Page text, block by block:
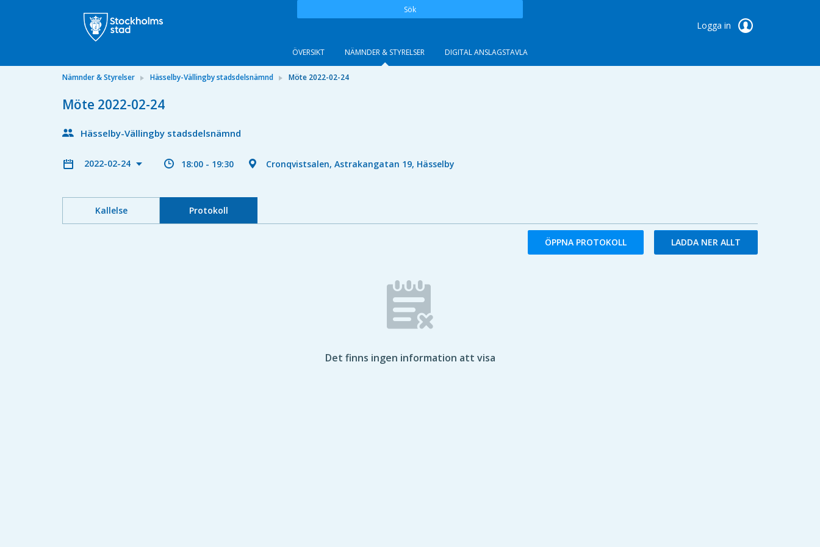
Sök
Logga in
ÖVERSIKT NÄMNDER & STYRELSER DIGITAL ANSLAGSTAVLA
Nämnder & Styrelser Hässelby-Vällingby stadsdelsnämnd Möte 2022-02-24
Möte 2022-02-24
Hässelby-Vällingby stadsdelsnämnd
2022-02-24 18:00 - 19:30 Cronqvistsalen, Astrakangatan 19, Hässelby
Kallelse Protokoll
ÖPPNA PROTOKOLL LADDA NER ALLT
Det finns ingen information att visa